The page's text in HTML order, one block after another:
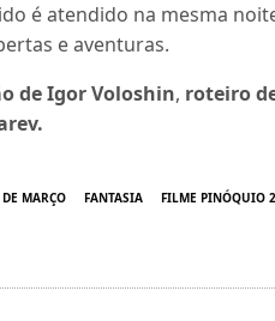
é atendido na mesma
e aventuras.
de Igor Voloshin, roteiro
MARÇO FANTASIA FILME PINÓQUIO